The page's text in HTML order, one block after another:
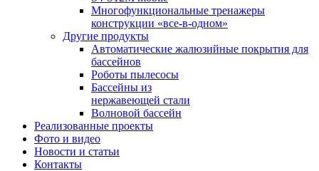
Многофункциональные тренажеры
конструкции «все-в-одном»
Другие продукты
Автоматические жалюзийные покрытия для
бассейнов
Роботы пылесосы
Бассейны из
нержавеющей стали
Волновой бассейн
Реализованные проекты
Фото и видео
Новости и статьи
Контакты